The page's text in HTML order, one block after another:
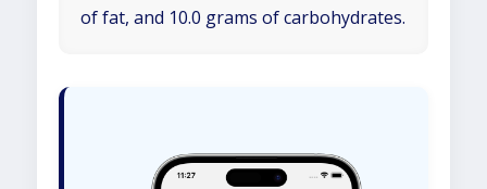
of fat, and 10.0 grams of carbohydrates.